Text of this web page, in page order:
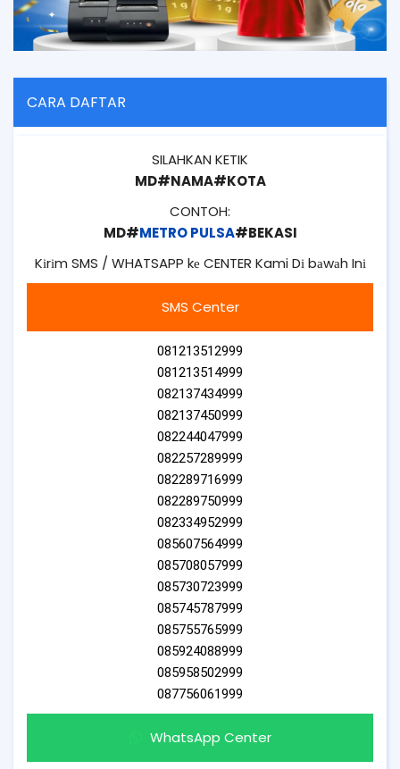
CARA DAFTAR
SILAHKAN KETIK
MD#NAMA#KOTA
CONTOH:
MD#METRO PULSA#BEKASI
Kіrіm SMS / WHATSAPP kе CENTER Kami Dі bаwаh Inі
SMS Center
081213512999
081213514999
082137434999
082137450999
082244047999
082257289999
082289716999
082289750999
082334952999
085607564999
085708057999
085730723999
085745787999
085755765999
085924088999
085958502999
087756061999
WhatsApp Center